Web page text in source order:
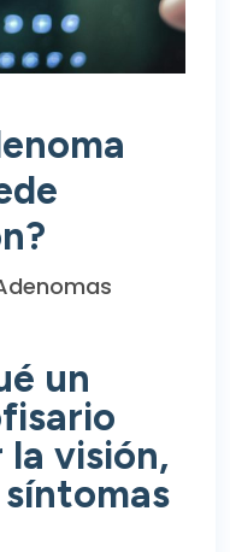
un
visión,